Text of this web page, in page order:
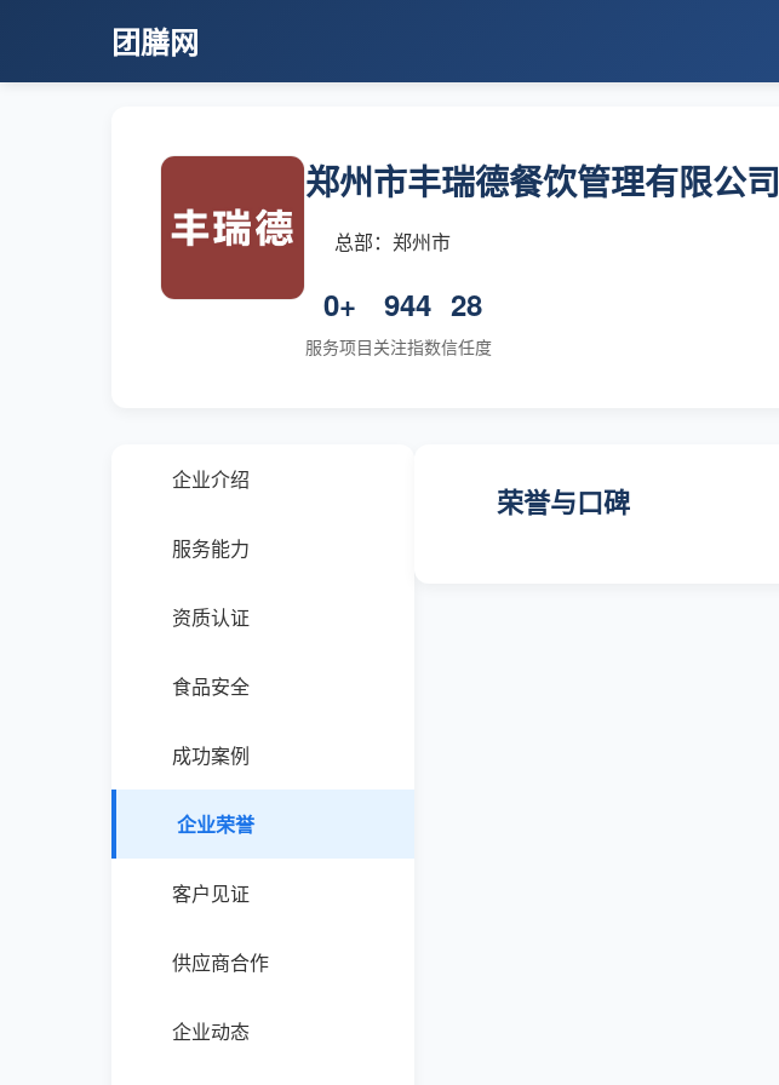
团膳网
郑州市丰瑞德餐饮管理有限公司
总部：郑州市
0+
服务项目
944
关注指数
28
信任度
企业介绍
服务能力
资质认证
食品安全
成功案例
企业荣誉
客户见证
供应商合作
企业动态
荣誉与口碑